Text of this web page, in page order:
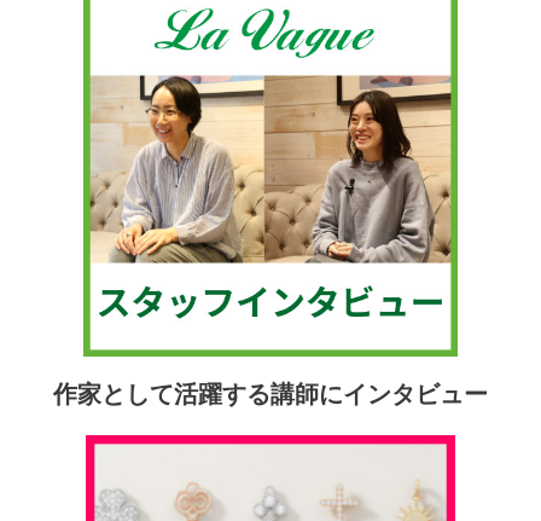
作家として活躍する講師にインタビュー